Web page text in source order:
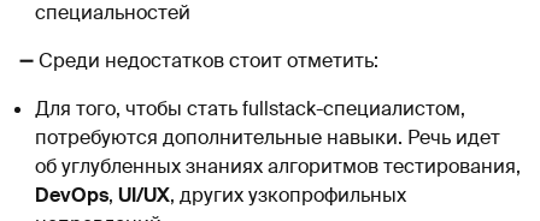
специальностей
➖ Среди недостатков стоит отметить:
Для того, чтобы стать fullstack-специалистом,
потребуются дополнительные навыки. Речь идет
об углубленных знаниях алгоритмов тестирования,
DevOps, UI/UX, других узкопрофильных